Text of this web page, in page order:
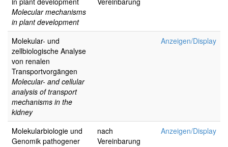
Molecular mechanisms
in plant development
Molekular- und
zellbiologische Analyse
von renalen
Transportvorgängen
Molecular- and cellular
analysis of transport
mechanisms in the
kidney
Anzeigen/Display
Molekularbiologie und
Genomik pathogener
nach
Vereinbarung
Anzeigen/Display